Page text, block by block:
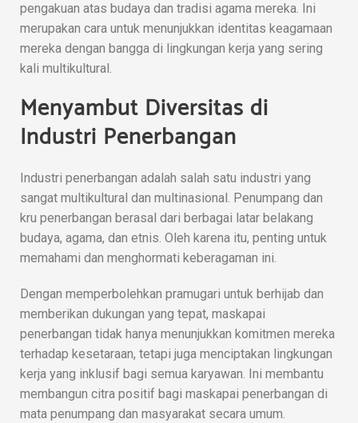
pengakuan atas budaya dan tradisi agama mereka. Ini
merupakan cara untuk menunjukkan identitas keagamaan
mereka dengan bangga di lingkungan kerja yang sering
kali multikultural.
Menyambut Diversitas di
Industri Penerbangan
Industri penerbangan adalah salah satu industri yang
sangat multikultural dan multinasional. Penumpang dan
kru penerbangan berasal dari berbagai latar belakang
budaya, agama, dan etnis. Oleh karena itu, penting untuk
memahami dan menghormati keberagaman ini.
Dengan memperbolehkan pramugari untuk berhijab dan
memberikan dukungan yang tepat, maskapai
penerbangan tidak hanya menunjukkan komitmen mereka
terhadap kesetaraan, tetapi juga menciptakan lingkungan
kerja yang inklusif bagi semua karyawan. Ini membantu
membangun citra positif bagi maskapai penerbangan di
mata penumpang dan masyarakat secara umum.